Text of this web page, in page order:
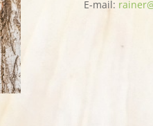
E-mail: